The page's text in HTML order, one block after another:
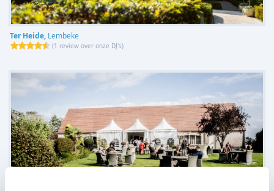
Ter Heide, Lembeke
(1 review over onze DJ's)